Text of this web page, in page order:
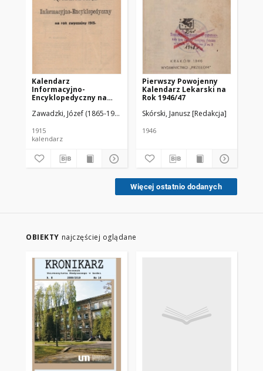
Kalendarz
Informacyjno-
Encyklopedyczny na
Zawadzki, Józef (1865-1937) Red.
1915
kalendarz
Pierwszy Powojenny
Kalendarz Lekarski na
Rok 1946/47
Skórski, Janusz [Redakcja]
1946
Więcej ostatnio dodanych
OBIEKTY najczęściej oglądane